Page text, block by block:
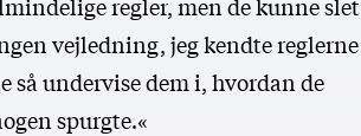
vejledning, jeg kendte reglerne
så undervise dem i, hvordan de
spurgte.«